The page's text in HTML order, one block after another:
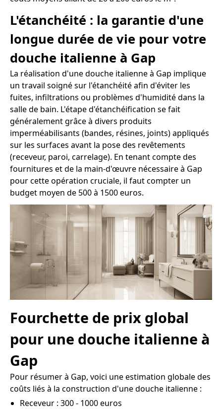
L'étanchéité : la garantie d'une
longue durée de vie pour votre
douche italienne à Gap
La réalisation d'une douche italienne à Gap implique
un travail soigné sur l'étanchéité afin d'éviter les
fuites, infiltrations ou problèmes d'humidité dans la
salle de bain. L'étape d'étanchéification se fait
généralement grâce à divers produits
imperméabilisants (bandes, résines, joints) appliqués
sur les surfaces avant la pose des revêtements
(receveur, paroi, carrelage). En tenant compte des
fournitures et de la main-d'œuvre nécessaire à Gap
pour cette opération cruciale, il faut compter un
budget moyen de 500 à 1500 euros.
Fourchette de prix global
pour une douche italienne à
Gap
Pour résumer à Gap, voici une estimation globale des
coûts liés à la construction d'une douche italienne :
Receveur : 300 - 1000 euros